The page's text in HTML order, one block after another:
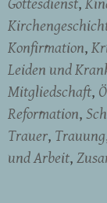
Konfirmation
Leiden und
Mitgliedschaft
Reformation
Trauer Trauung
und Arbeit